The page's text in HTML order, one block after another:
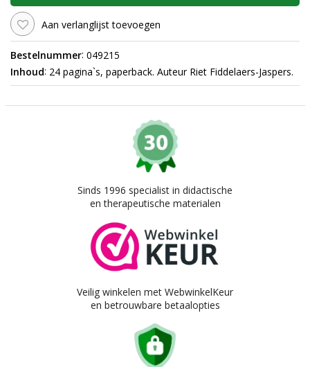
Aan verlanglijst toevoegen
Bestelnummer: 049215
Inhoud: 24 pagina`s, paperback. Auteur Riet Fiddelaers-Jaspers.
Sinds 1996 specialist in didactische
en therapeutische materialen
Veilig winkelen met WebwinkelKeur
en betrouwbare betaalopties